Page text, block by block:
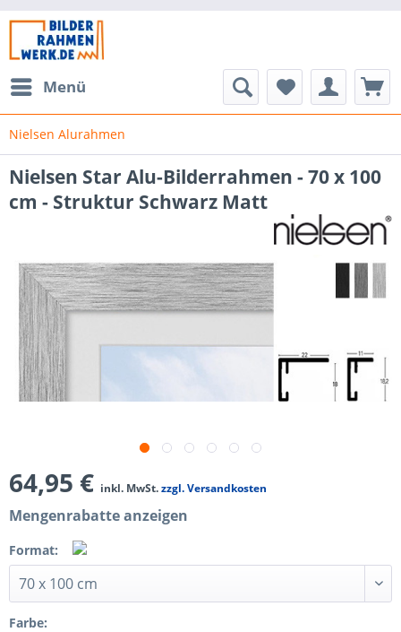
Menü
Nielsen Alurahmen
Nielsen Star Alu-Bilderrahmen - 70 x 100
cm - Struktur Schwarz Matt
64,95 € inkl. MwSt.zzgl. Versandkosten
Mengenrabatte anzeigen
Format:
Farbe: